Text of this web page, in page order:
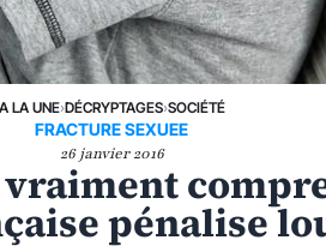
A LA UNE›DÉCRYPTAGES›SOCIÉTÉ
FRACTURE SEXUEE
26 janvier 2016
vraiment
pénalise